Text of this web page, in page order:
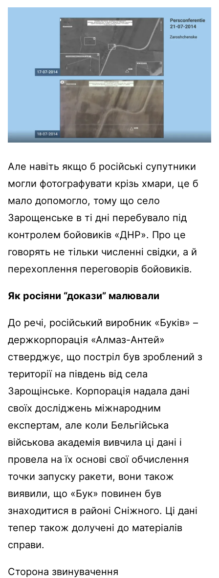
Але навіть якщо б російські супутники
могли фотографувати крізь хмари, це б
мало допомогло, тому що село
Зарощенське в ті дні перебувало під
контролем бойовиків «ДНР». Про це
говорять не тільки численні свідки, а й
перехоплення переговорів бойовиків.
Як росіяни “докази” малювали
До речі, російський виробник «Буків» –
держкорпорація «Алмаз-Антей»
стверджує, що постріл був зроблений з
території на південь від села
Зарощінське. Корпорація надала дані
своїх досліджень міжнародним
експертам, але коли Бельгійська
військова академія вивчила ці дані і
провела на їх основі свої обчислення
точки запуску ракети, вони також
виявили, що «Бук» повинен був
знаходитися в районі Сніжного. Ці дані
тепер також долучені до матеріалів
справи.
Сторона звинувачення